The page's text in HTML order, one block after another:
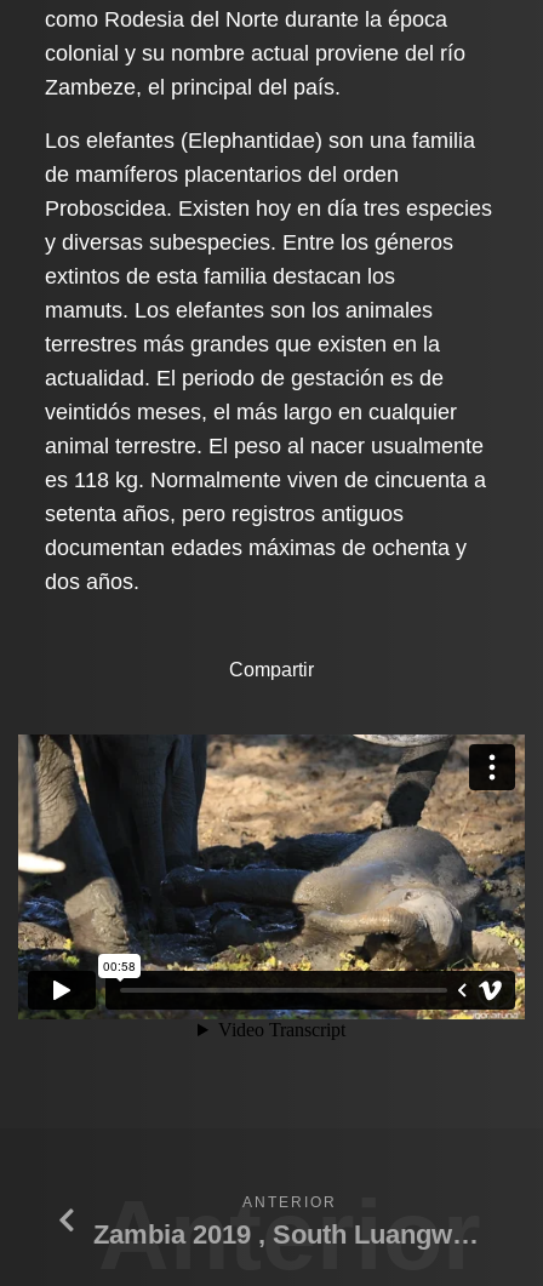
como Rodesia del Norte durante la época
colonial y su nombre actual proviene del río
Zambeze, el principal del país.
Los elefantes (Elephantidae) son una familia
de mamíferos placentarios del orden
Proboscidea. Existen hoy en día tres especies
y diversas subespecies. Entre los géneros
extintos de esta familia destacan los
mamuts. Los elefantes son los animales
terrestres más grandes que existen en la
actualidad. El periodo de gestación es de
veintidós meses, el más largo en cualquier
animal terrestre. El peso al nacer usualmente
es 118 kg. Normalmente viven de cincuenta a
setenta años, pero registros antiguos
documentan edades máximas de ochenta y
dos años.
Compartir
Anterior
ANTERIOR
Zambia 2019 , South Luangwa N.P.